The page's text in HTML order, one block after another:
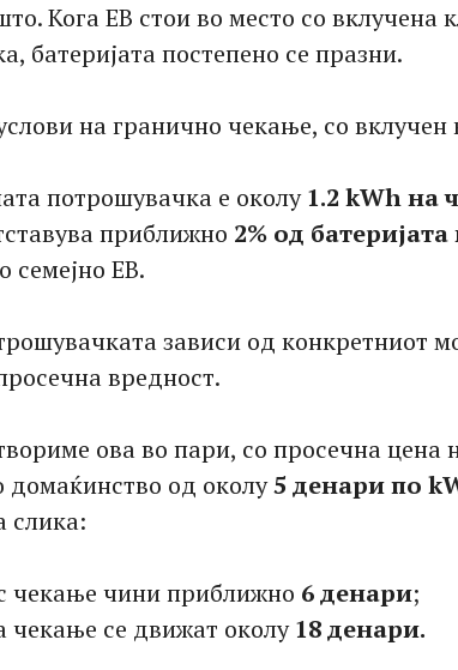
Кога ЕВ стои во место со вклучена
батеријата постепено се празни.
на гранично чекање, со
потрошувачка е околу1.2 kWh на
приближно 2% од батеријата
семејно ЕВ.
зависи од конкретниот
вредност.
ова во пари, со просечна цена
домаќинство од околу5 денари по
слика:
чекање чини приближно 6 денари;
чекање се движат околу18 денари.